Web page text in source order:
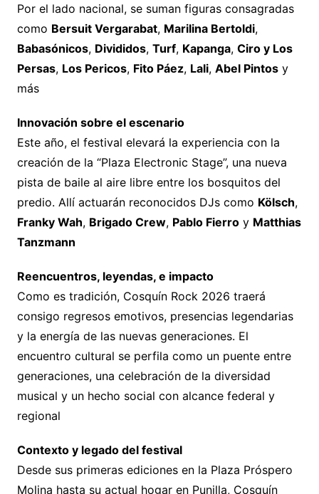
Por el lado nacional, se suman figuras consagradas
como Bersuit Vergarabat, Marilina Bertoldi,
Babasónicos, Divididos, Turf, Kapanga, Ciro y Los
Persas, Los Pericos, Fito Páez, Lali, Abel Pintosy
más
Innovación sobre el escenario
Este año, el festival elevará la experiencia con la
creación de la “Plaza Electronic Stage”, una nueva
pista de baile al aire libre entre los bosquitos del
predio. Allí actuarán reconocidos DJs como Kölsch,
Franky Wah, Brigado Crew, Pablo Fierroy Matthias
Tanzmann
Reencuentros, leyendas, e impacto
Como es tradición, Cosquín Rock 2026 traerá
consigo regresos emotivos, presencias legendarias
y la energía de las nuevas generaciones. El
encuentro cultural se perfila como un puente entre
generaciones, una celebración de la diversidad
musical y un hecho social con alcance federal y
regional
Contexto y legado del festival
Desde sus primeras ediciones en la Plaza Próspero
Molina hasta su actual hogar en Punilla, Cosquín